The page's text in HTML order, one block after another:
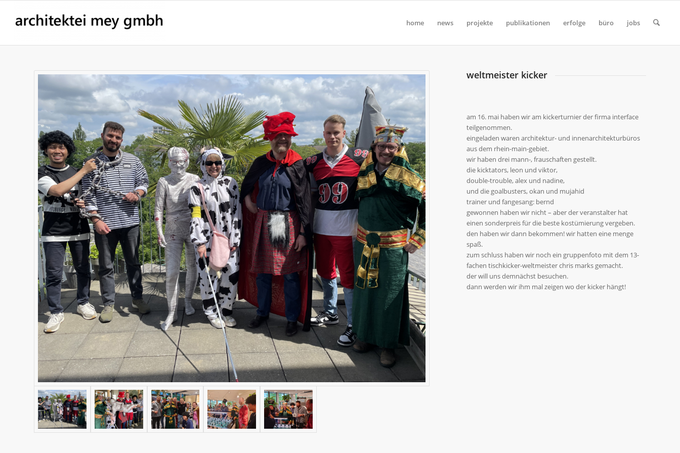
home news projekte publikationen erfolge büro jobs
weltmeister kicker
am 16. mai haben wir am kickerturnier der firma interface
teilgenommen.
eingeladen waren architektur- und innenarchitekturbüros
aus dem rhein-main-gebiet.
wir haben drei mann-, frauschaften gestellt.
die kicktators, leon und viktor,
double-trouble, alex und nadine,
und die goalbusters, okan und mujahid
trainer und fangesang: bernd
gewonnen haben wir nicht – aber der veranstalter hat
einen sonderpreis für die beste kostümierung vergeben.
den haben wir dann bekommen! wir hatten eine menge
spaß.
zum schluss haben wir noch ein gruppenfoto mit dem 13-
fachen tischkicker-weltmeister chris marks gemacht.
der will uns demnächst besuchen.
dann werden wir ihm mal zeigen wo der kicker hängt!